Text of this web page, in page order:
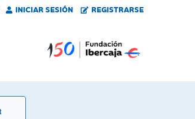
INICIAR SESIÓN REGISTRARSE